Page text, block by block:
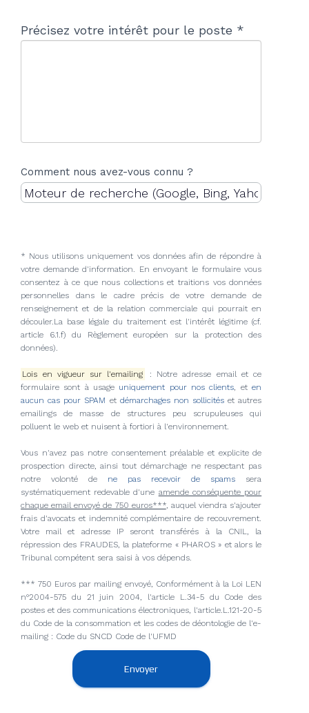
Précisez votre intérêt pour le poste *
Comment nous avez-vous connu ?
* Nous utilisons uniquement vos données afin de répondre à
votre demande d'information. En envoyant le formulaire vous
consentez à ce que nous collections et traitions vos données
personnelles dans le cadre précis de votre demande de
renseignement et de la relation commerciale qui pourrait en
découler.La base légale du traitement est l'intérêt légitime (cf.
article 6.1.f) du Règlement européen sur la protection des
données).
Lois en vigueur sur l'emailing
: Notre adresse email et ce
formulaire sont à usage uniquement pour nos clients, eten
aucun cas pour SPAM et démarchages non sollicitéset autres
emailings de masse de structures peu scrupuleuses qui
polluent le web et nuisent à fortiori à l'environnement.
Vous n'avez pas notre consentement préalable et explicite de
prospection directe, ainsi tout démarchage ne respectant pas
notre volonté de ne pas recevoir de spams sera
systématiquement redevable d'une amende conséquente pour
chaque email envoyé de 750 euros***, auquel viendra s'ajouter
frais d'avocats et indemnité complémentaire de recouvrement.
Votre mail et adresse IP seront transférés à la CNIL, la
répression des FRAUDES, la plateforme « PHAROS » et alors le
Tribunal compétent sera saisi à vos dépends.
*** 750 Euros par mailing envoyé, Conformément à la Loi LEN
n°2004-575 du 21 juin 2004, l'article L.34-5 du Code des
postes et des communications électroniques, l'article.L.121-20-5
du Code de la consommation et les codes de déontologie de l'e-
mailing : Code du SNCD Code de l'UFMD
Envoyer